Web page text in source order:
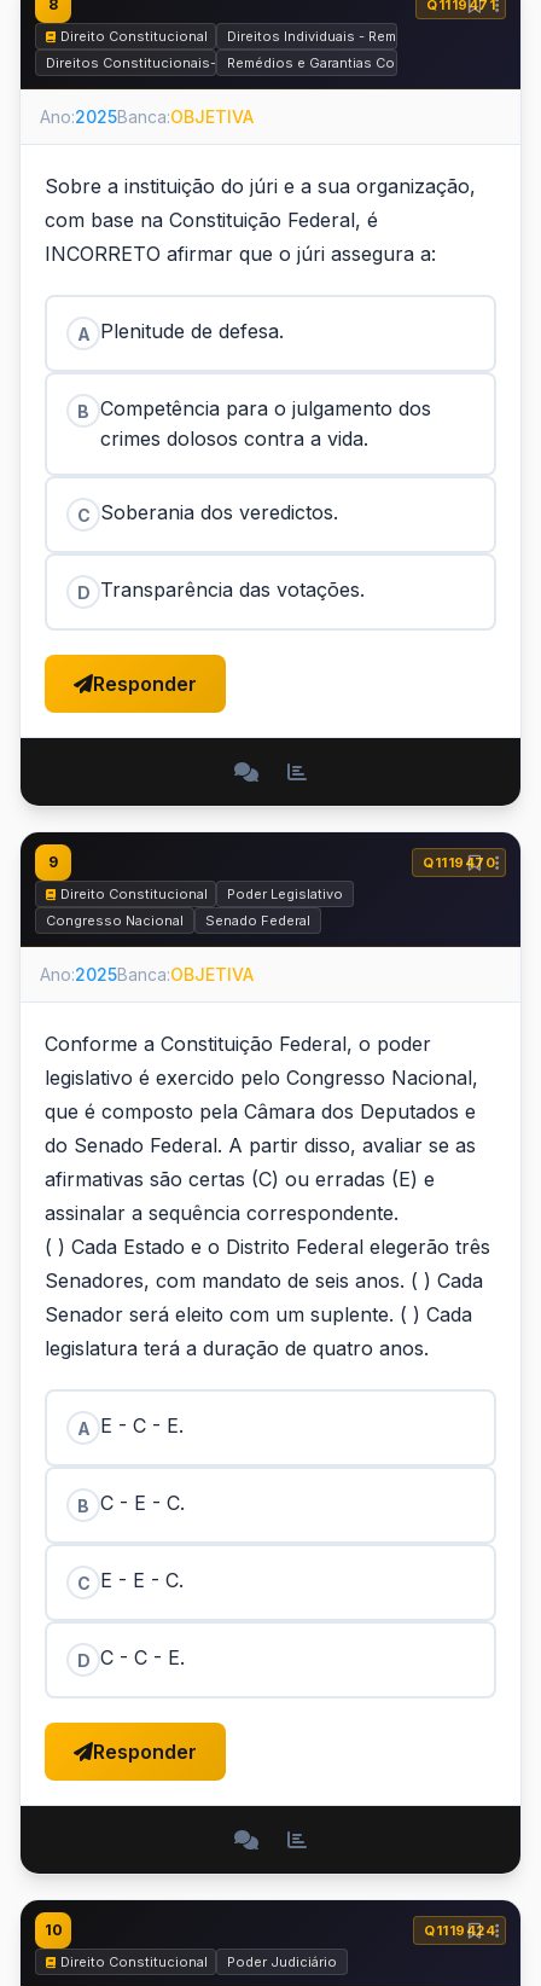
8
Q1119471
Direito Constitucional
Direitos Individuais - Remédios
Direitos Constitucionais-Penais e Garantias Constitucionais do Processo
Remédios e Garantias Constitucionais
Ano:2025Banca:OBJETIVA
Sobre a instituição do júri e a sua organização,
com base na Constituição Federal, é
INCORRETO afirmar que o júri assegura a:
A Plenitude de defesa.
B Competência para o julgamento dos
crimes dolosos contra a vida.
C Soberania dos veredictos.
D Transparência das votações.
Responder
9
Q1119470
Direito Constitucional
Poder Legislativo
Congresso Nacional
Senado Federal
Ano:2025Banca:OBJETIVA
Conforme a Constituição Federal, o poder
legislativo é exercido pelo Congresso Nacional,
que é composto pela Câmara dos Deputados e
do Senado Federal. A partir disso, avaliar se as
afirmativas são certas (C) ou erradas (E) e
assinalar a sequência correspondente.
( ) Cada Estado e o Distrito Federal elegerão três
Senadores, com mandato de seis anos. ( ) Cada
Senador será eleito com um suplente. ( ) Cada
legislatura terá a duração de quatro anos.
A E - C - E.
B C - E - C.
C E - E - C.
D C - C - E.
Responder
10
Q1119424
Direito Constitucional
Poder Judiciário